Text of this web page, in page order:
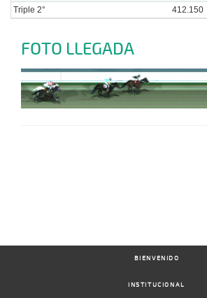
Triple 2°
412.150
FOTO LLEGADA
BIENVENIDO
INSTITUCIONAL